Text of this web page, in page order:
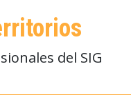
del SIG